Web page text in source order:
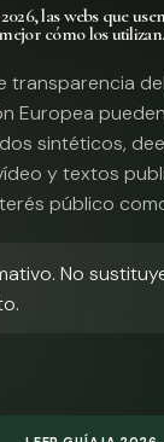
las webs que
cómo los utilizan.
transparencia
Europea
sintéticos,
y textos
público
No